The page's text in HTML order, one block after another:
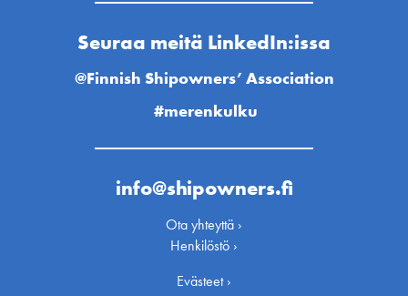
Seuraa meitä LinkedIn:issa
@Finnish Shipowners’ Association
#merenkulku
info@shipowners.fi
Ota yhteyttä ›
Henkilöstö ›
Evästeet ›